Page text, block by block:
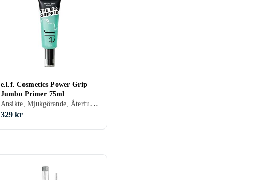
e.l.f. Cosmetics Power Grip
Jumbo Primer 75ml
Ansikte, Mjukgörande, Återfuktande, Gel
329 kr